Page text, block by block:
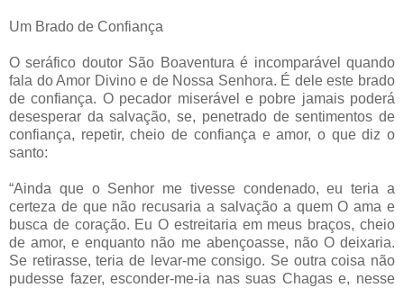
Um Brado de Confiança
O seráfico doutor São Boaventura é incomparável quando
fala do Amor Divino e de Nossa Senhora. É dele este brado
de confiança. O pecador miserável e pobre jamais poderá
desesperar da salvação, se, penetrado de sentimentos de
confiança, repetir, cheio de confiança e amor, o que diz o
santo:
“Ainda que o Senhor me tivesse condenado, eu teria a
certeza de que não recusaria a salvação a quem O ama e
busca de coração. Eu O estreitaria em meus braços, cheio
de amor, e enquanto não me abençoasse, não O deixaria.
Se retirasse, teria de levar-me consigo. Se outra coisa não
pudesse fazer, esconder-me-ia nas suas Chagas e, nesse